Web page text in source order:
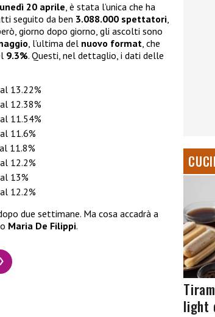
20 aprile, è stata l’unica che ha
seguito da ben 3.088.000 spettatori,
giorno dopo giorno, gli ascolti sono
, l’ultima del nuovo format, che
9.3%. Questi, nel dettaglio, i dati delle
13.22%
12.38%
11.54%
11.6%
11.8%
12.2%
13%
12.2%
due settimane. Ma cosa accadrà a
Maria De Filippi.
light